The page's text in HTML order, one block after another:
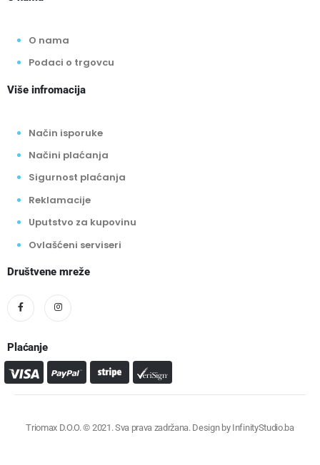
O nama
Podaci o trgovcu
Više infromacija
Način isporuke
Načini plaćanja
Sigurnost plaćanja
Reklamacije
Uputstvo za kupovinu
Ovlašćeni serviseri
Društvene mreže
Plaćanje
Triomax D.O.O. © 2021. Sva prava zadržana. Design by InfinityStudio.ba